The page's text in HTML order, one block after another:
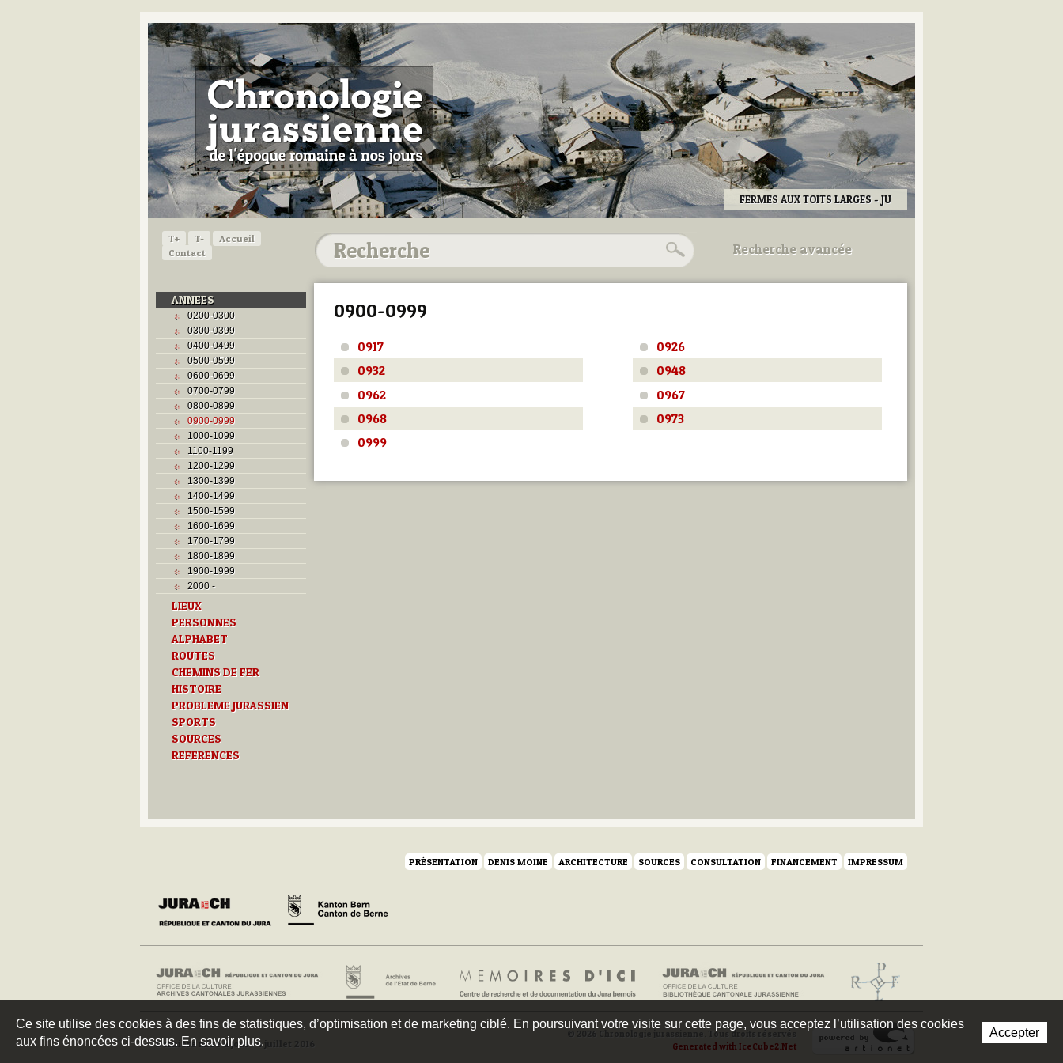
FERMES AUX TOITS LARGES - JU
T+ T-
Accueil
Contact
ANNEES
0200-0300
0300-0399
0400-0499
0500-0599
0600-0699
0700-0799
0800-0899
0900-0999
1000-1099
1100-1199
1200-1299
1300-1399
1400-1499
1500-1599
1600-1699
1700-1799
1800-1899
1900-1999
2000 -
LIEUX
PERSONNES
ALPHABET
ROUTES
CHEMINS DE FER
HISTOIRE
PROBLEME JURASSIEN
SPORTS
SOURCES
REFERENCES
Recherche avancée
Utilisez les champs ci-dessous
0900-0999
0917
0926
0932
0948
0962
0967
0968
0973
0999
PRÉSENTATION DENIS MOINE ARCHITECTURE SOURCES CONSULTATION FINANCEMENT IMPRESSUM
© 2026 Chronologie jurassienne. Tous droits réservés
Generated with IceCube2.Net
Dernière mise à jour : 4 juillet 2016
Ce site utilise des cookies à des fins de statistiques, d’optimisation et de marketing ciblé. En poursuivant votre visite sur cette page, vous acceptez l’utilisation des cookies
aux fins énoncées ci-dessus. En savoir plus.
Accepter